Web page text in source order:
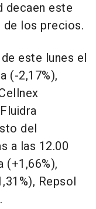
decaen este
de los precios.
este lunes el
(-2,17%),
del
a las 12.00
(+1,66%),
Repsol